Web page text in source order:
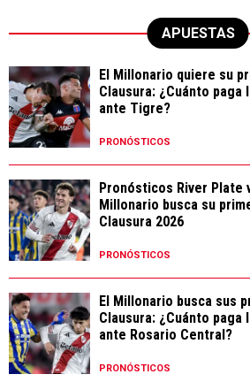
APUESTAS
El Millonario quiere su
Clausura: ¿Cuánto paga
ante Tigre?
PRONÓSTICOS
Pronósticos River Plate
Millonario busca su
Clausura 2026
PRONÓSTICOS
El Millonario busca sus
Clausura: ¿Cuánto paga
ante Rosario Central?
PRONÓSTICOS